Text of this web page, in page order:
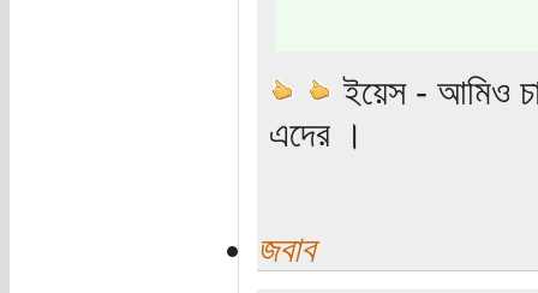
ইয়েস - আমিও
এদের ।
জবাব